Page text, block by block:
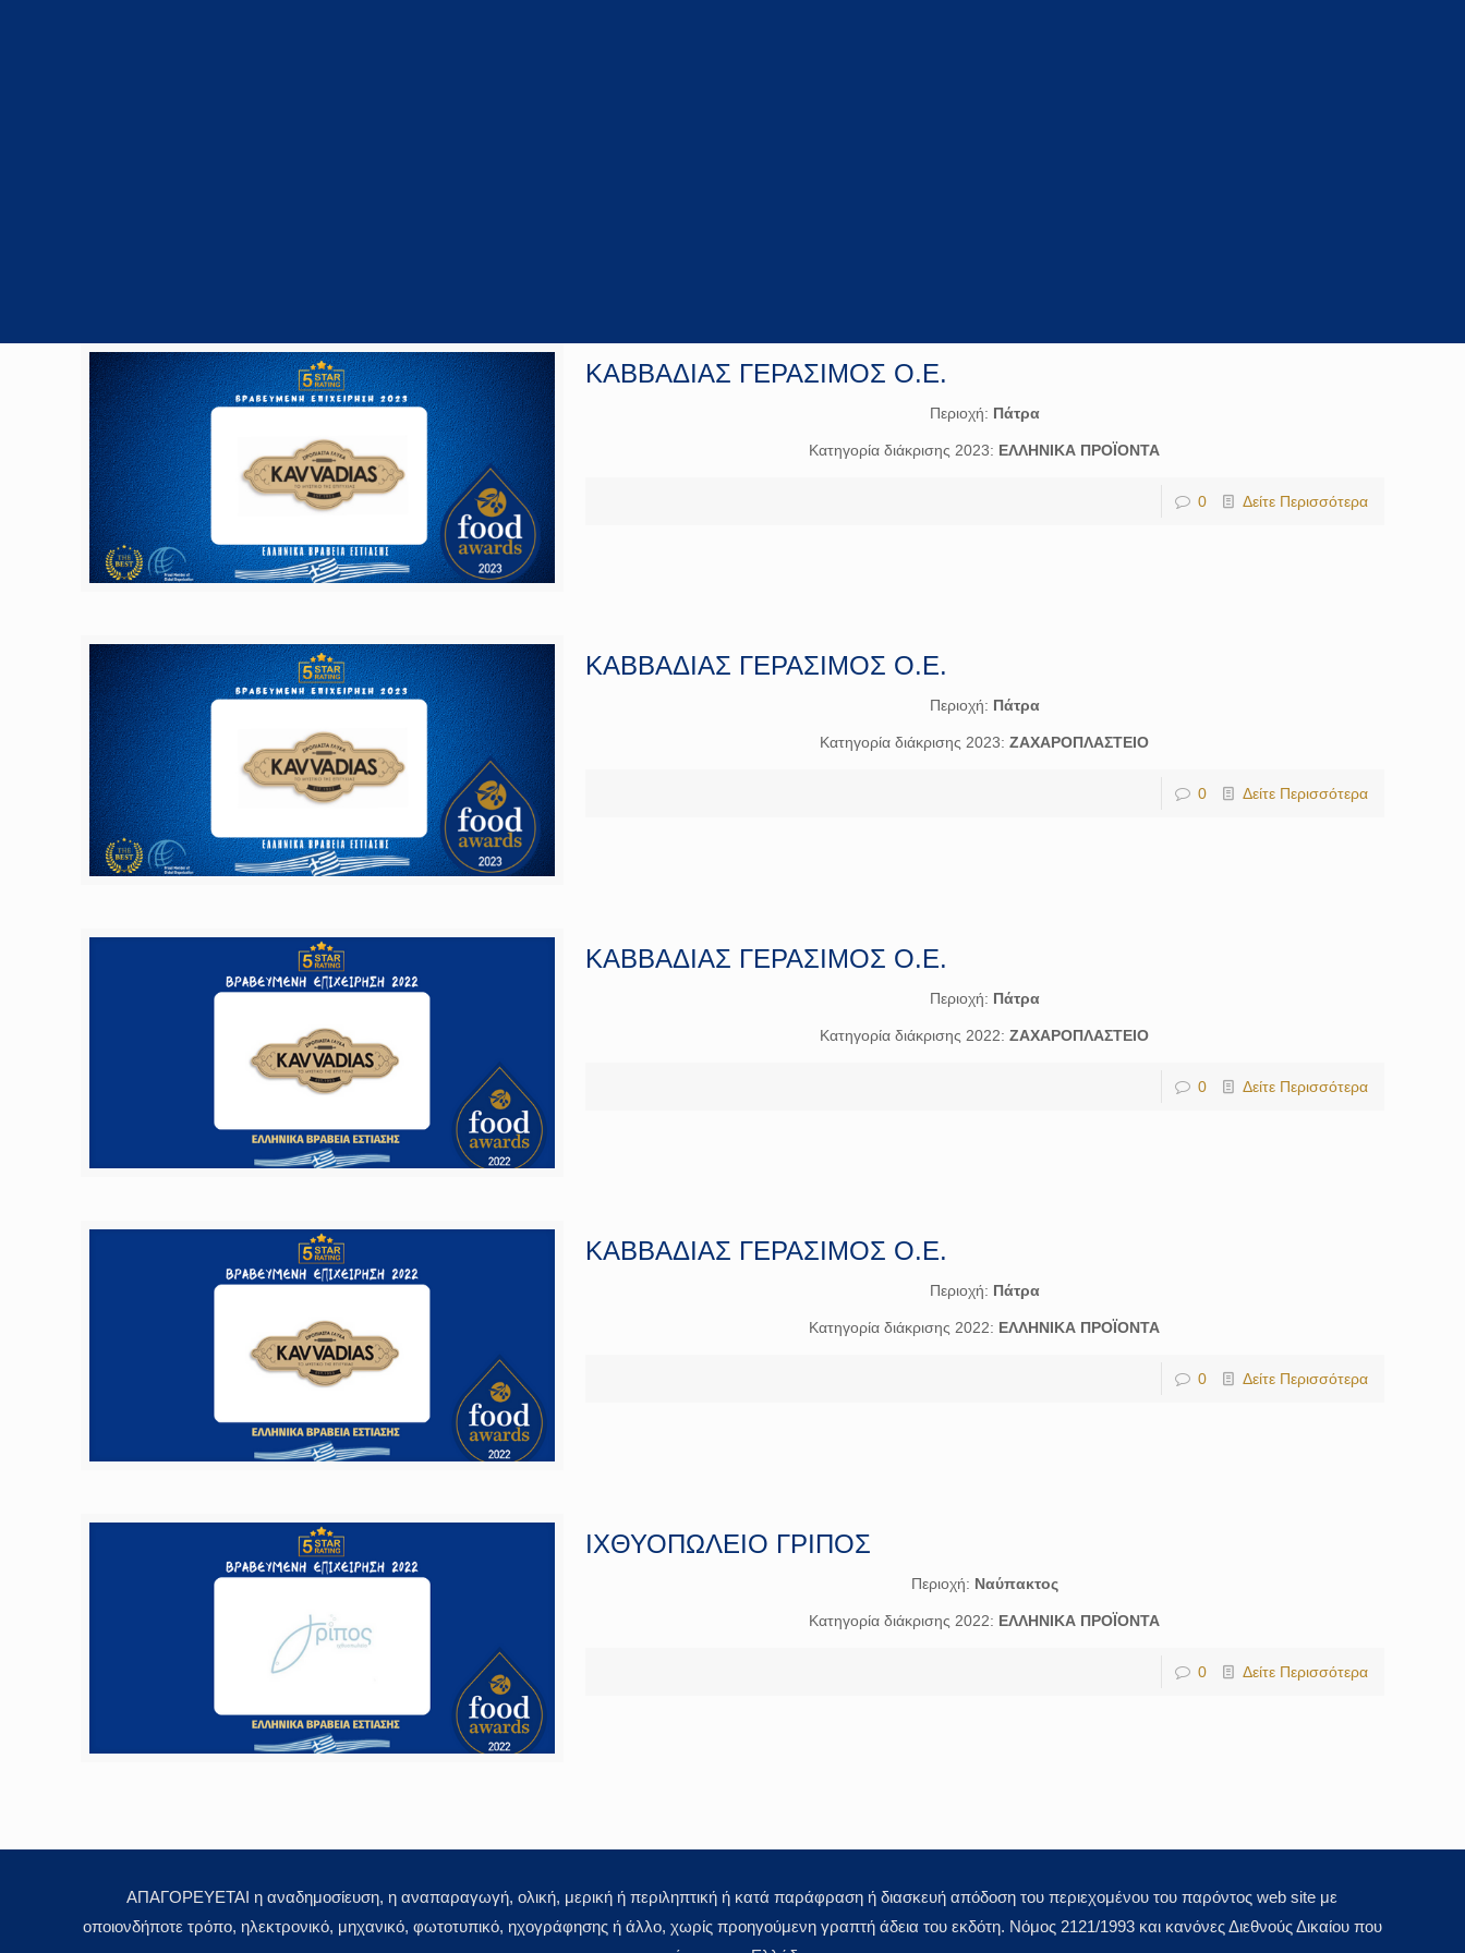
ΚΑΒΒΑΔΙΑΣ ΓΕΡΑΣΙΜΟΣ Ο.Ε.
Περιοχή: Πάτρα
Κατηγορία διάκρισης 2023: ΕΛΛΗΝΙΚΑ ΠΡΟΪΟΝΤΑ
0 Δείτε Περισσότερα
ΚΑΒΒΑΔΙΑΣ ΓΕΡΑΣΙΜΟΣ Ο.Ε.
Περιοχή: Πάτρα
Κατηγορία διάκρισης 2023:ΖΑΧΑΡΟΠΛΑΣΤΕΙΟ
0 Δείτε Περισσότερα
ΚΑΒΒΑΔΙΑΣ ΓΕΡΑΣΙΜΟΣ Ο.Ε.
Περιοχή: Πάτρα
Κατηγορία διάκρισης 2022:ΖΑΧΑΡΟΠΛΑΣΤΕΙΟ
0 Δείτε Περισσότερα
ΚΑΒΒΑΔΙΑΣ ΓΕΡΑΣΙΜΟΣ Ο.Ε.
Περιοχή: Πάτρα
Κατηγορία διάκρισης 2022: ΕΛΛΗΝΙΚΑ ΠΡΟΪΟΝΤΑ
0 Δείτε Περισσότερα
ΙΧΘΥΟΠΩΛΕΙΟ ΓΡΙΠΟΣ
Περιοχή: Ναύπακτος
Κατηγορία διάκρισης 2022: ΕΛΛΗΝΙΚΑ ΠΡΟΪΟΝΤΑ
0 Δείτε Περισσότερα
ΑΠΑΓΟΡΕΥΕΤΑΙ η αναδημοσίευση, η αναπαραγωγή, ολική, μερική ή περιληπτική ή κατά παράφραση ή διασκευή απόδοση του περιεχομένου του παρόντος web site με
οποιονδήποτε τρόπο, ηλεκτρονικό, μηχανικό, φωτοτυπικό, ηχογράφησης ή άλλο, χωρίς προηγούμενη γραπτή άδεια του εκδότη. Νόμος 2121/1993 και κανόνες Διεθνούς Δικαίου που